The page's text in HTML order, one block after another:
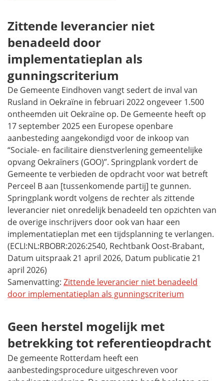
Zittende leverancier niet
benadeeld door
implementatieplan als
gunningscriterium
De Gemeente Eindhoven vangt sedert de inval van
Rusland in Oekraïne in februari 2022 ongeveer 1.500
ontheemden uit Oekraïne op. De Gemeente heeft op
17 september 2025 een Europese openbare
aanbesteding aangekondigd voor de inkoop van
“Sociale- en facilitaire dienstverlening gemeentelijke
opvang Oekraïners (GOO)”. Springplank vordert de
Gemeente te verbieden de opdracht voor wat betreft
Perceel B aan [tussenkomende partij] te gunnen.
Springplank wordt volgens de rechter als zittende
leverancier niet onredelijk benadeeld ten opzichten van
de overige inschrijvers door ook van haar een
implementatieplan met een tijdsplanning te verlangen.
(ECLI:NL:RBOBR:2026:2540, Rechtbank Oost-Brabant,
Datum uitspraak 21 april 2026, Datum publicatie 21
april 2026)
Samenvatting: Zittende leverancier niet benadeeld
door implementatieplan als gunningscriterium
Geen herstel mogelijk met
betrekking tot referentieopdracht
De gemeente Rotterdam heeft een
aanbestedingsprocedure uitgeschreven voor